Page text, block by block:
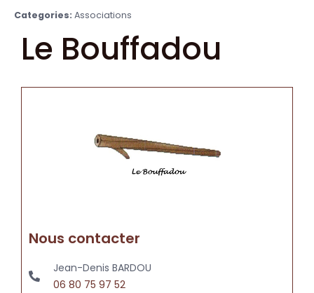
Categories: Associations
Le Bouffadou
Nous contacter
Jean-Denis BARDOU
06 80 75 97 52